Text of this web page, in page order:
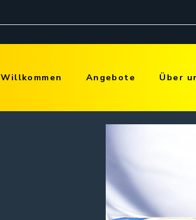
Willkommen Angebote Über